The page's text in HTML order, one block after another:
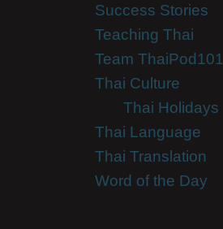
Success Stories
Teaching Thai
Team ThaiPod101
Thai Culture
Thai Holidays
Thai Language
Thai Translation
Word of the Day